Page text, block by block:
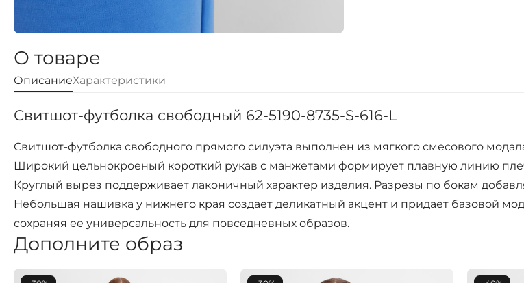
О товаре
ОписаниеХарактеристики
Свитшот-футболка свободный 62-5190-8735-S-616-L
Свитшот-футболка свободного прямого силуэта выполнен из мягкого смесового
Широкий цельнокроеный короткий рукав с манжетами формирует плавную линию
Круглый вырез поддерживает лаконичный характер изделия. Разрезы по бокам
Небольшая нашивка у нижнего края создает деликатный акцент и придает базовой
сохраняя ее универсальность для повседневных образов.
Дополните образ